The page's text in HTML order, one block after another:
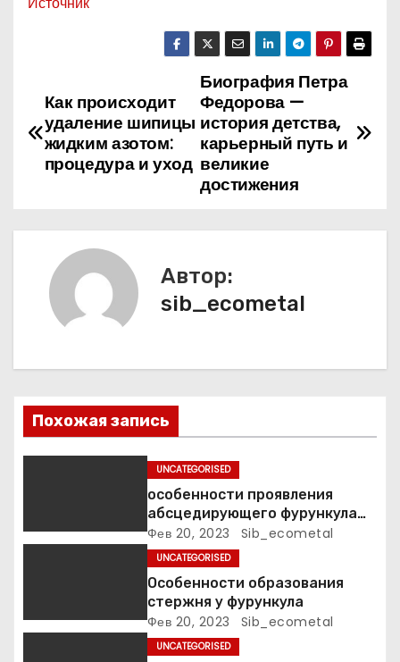
Н
а
г
п
о
а
и
Биография Петра
Федорова —
история детства,
карьерный путь и
великие
достижения
Как происходит
удаление шипицы
жидким азотом:
процедура и уход
Автор:
sib_ecometal
Похожая запись
UNCATEGORISED
особенности проявления
абсцедирующего фурункула
код по МКБ-10
Фев 20, 2023 Sib_ecometal
UNCATEGORISED
Особенности образования
стержня у фурункула
Фев 20, 2023 Sib_ecometal
UNCATEGORISED